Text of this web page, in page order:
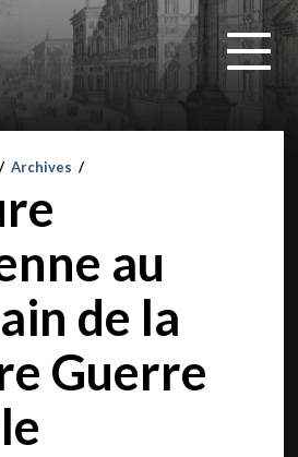
/ Archives /
au
de la
Guerre